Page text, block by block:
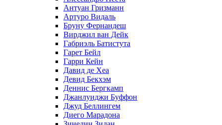
Антуан Гризманн
Артуро Видаль
Бруну Фернандеш
Вирджил ван Дейк
Габриэль Батистута
Гарет Бейл
Гарри Кейн
Давид де Хеа
Девид Бекхэм
Деннис Бергкамп
Джанлуиджи Буффон
Джуд Беллингем
Диего Марадона